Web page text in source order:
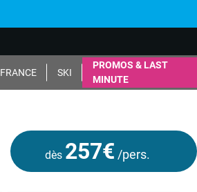
FRANCE SKI
PROMOS & LAST
MINUTE
dès 257€ /pers.